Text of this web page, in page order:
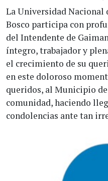
La Universidad Nacional
Bosco participa con
del Intendente de
íntegro, trabajador y
el crecimiento de su
en este doloroso
queridos, al Municipio
comunidad, haciendo
condolencias ante tan